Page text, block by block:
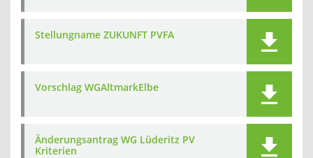
Stellungname ZUKUNFT PVFA
Vorschlag WGAltmarkElbe
Änderungsantrag WG Lüderitz PV
Kriterien